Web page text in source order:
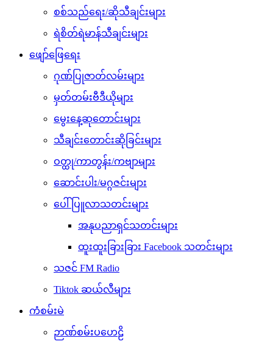
စစ်သည်ရေး/ဆိုသီချင်းများ
ရဲစိတ်ရဲမာန်သီချင်းများ
ဖျော်ဖြေရေး
ဂုဏ်ပြုဇာတ်လမ်းများ
မှတ်တမ်းဗီဒီယိုများ
မွေးနေ့ဆုတောင်းများ
သီချင်းတောင်းဆိုခြင်းများ
ဝတ္ထု/ကာတွန်း/ကဗျာများ
ဆောင်းပါး/မဂ္ဂဇင်းများ
ပေါ်ပြူလာသတင်းများ
အနုပညာရှင်သတင်းများ
ထူးထူးခြားခြား Facebook သတင်းများ
သဇင် FM Radio
Tiktok ဆယ်လီများ
ကံစမ်းမဲ
ဉာဏ်စမ်းပဟေဠိ